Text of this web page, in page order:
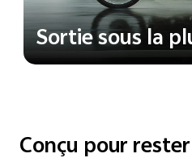
Sortie sous la
Conçu pour